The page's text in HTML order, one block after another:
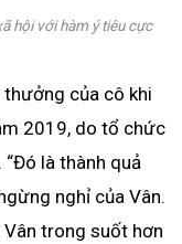
hội với hàm ý tiêu cực
thưởng của cô khi
2019, do tổ chức
là thành quả
nghỉ của Vân.
trong suốt hơn